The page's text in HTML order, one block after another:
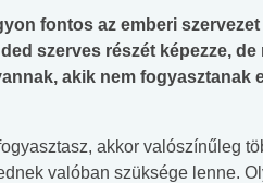
fontos az emberi
szerves részét képezze,
akik nem fogyasztanak
akkor valószínűleg
valóban szüksége lenne.